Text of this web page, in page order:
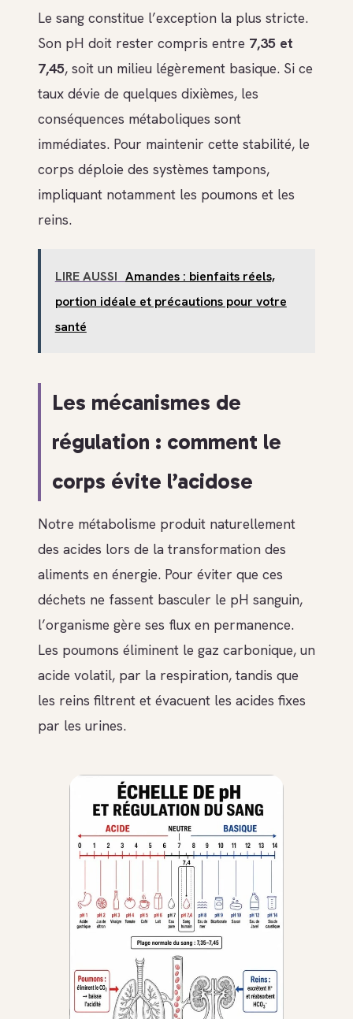
Le sang constitue l’exception la plus stricte.
Son pH doit rester compris entre 7,35 et
7,45, soit un milieu légèrement basique. Si ce
taux dévie de quelques dixièmes, les
conséquences métaboliques sont
immédiates. Pour maintenir cette stabilité, le
corps déploie des systèmes tampons,
impliquant notamment les poumons et les
reins.
LIRE AUSSI Amandes : bienfaits réels,
portion idéale et précautions pour votre
santé
Les mécanismes de
régulation : comment le
corps évite l’acidose
Notre métabolisme produit naturellement
des acides lors de la transformation des
aliments en énergie. Pour éviter que ces
déchets ne fassent basculer le pH sanguin,
l’organisme gère ses flux en permanence.
Les poumons éliminent le gaz carbonique, un
acide volatil, par la respiration, tandis que
les reins filtrent et évacuent les acides fixes
par les urines.